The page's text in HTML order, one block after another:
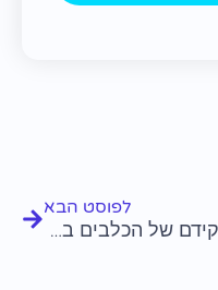
לפוסט הבא
תפקידם של הכלבים באכיפת החוק ובביטחון